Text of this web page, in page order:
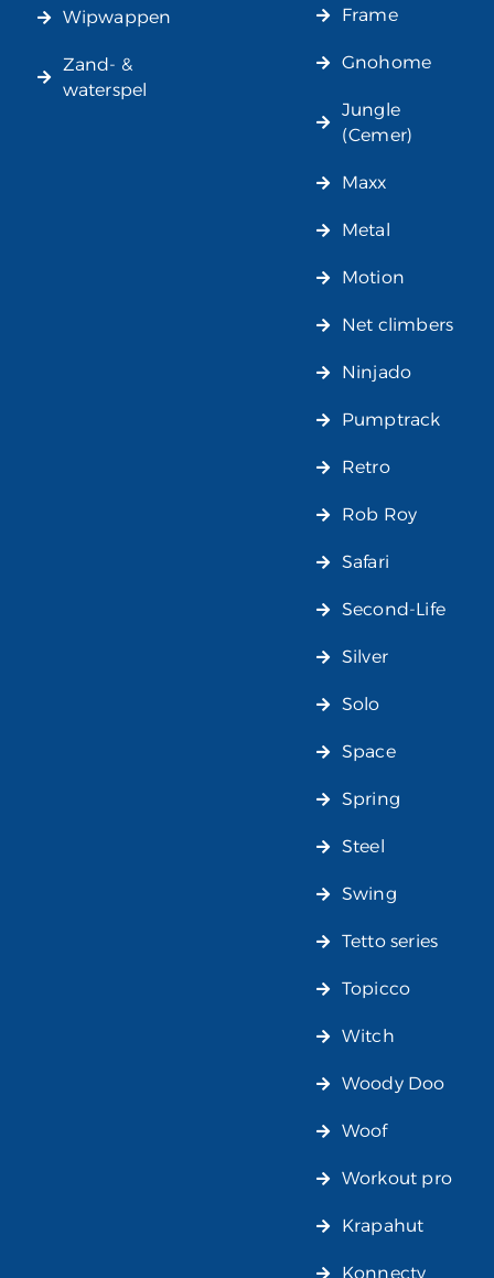
Wipwappen
Zand- &
waterspel
Frame
Gnohome
Jungle
(Cemer)
Maxx
Metal
Motion
Net climbers
Ninjado
Pumptrack
Retro
Rob Roy
Safari
Second-Life
Silver
Solo
Space
Spring
Steel
Swing
Tetto series
Topicco
Witch
Woody Doo
Woof
Workout pro
Krapahut
Konnecty